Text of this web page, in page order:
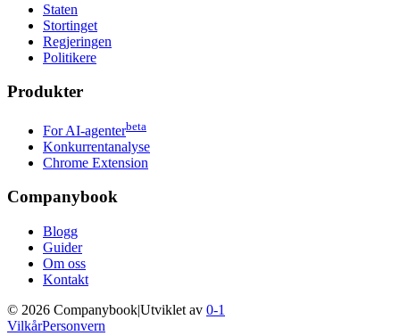
Staten
Stortinget
Regjeringen
Politikere
Produkter
For AI-agenterbeta
Konkurrentanalyse
Chrome Extension
Companybook
Blogg
Guider
Om oss
Kontakt
© 2026 Companybook|Utviklet av 0-1
VilkårPersonvern